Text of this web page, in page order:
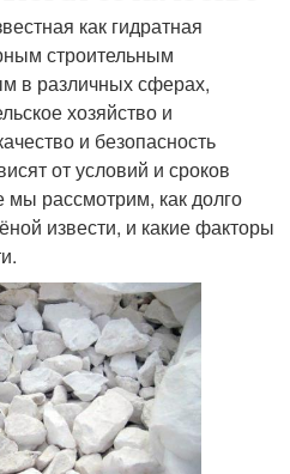
как гидратная
строительным
в различных сферах,
хозяйство и
и безопасность
от условий и сроков
мы рассмотрим, как долго
извести, и какие факторы